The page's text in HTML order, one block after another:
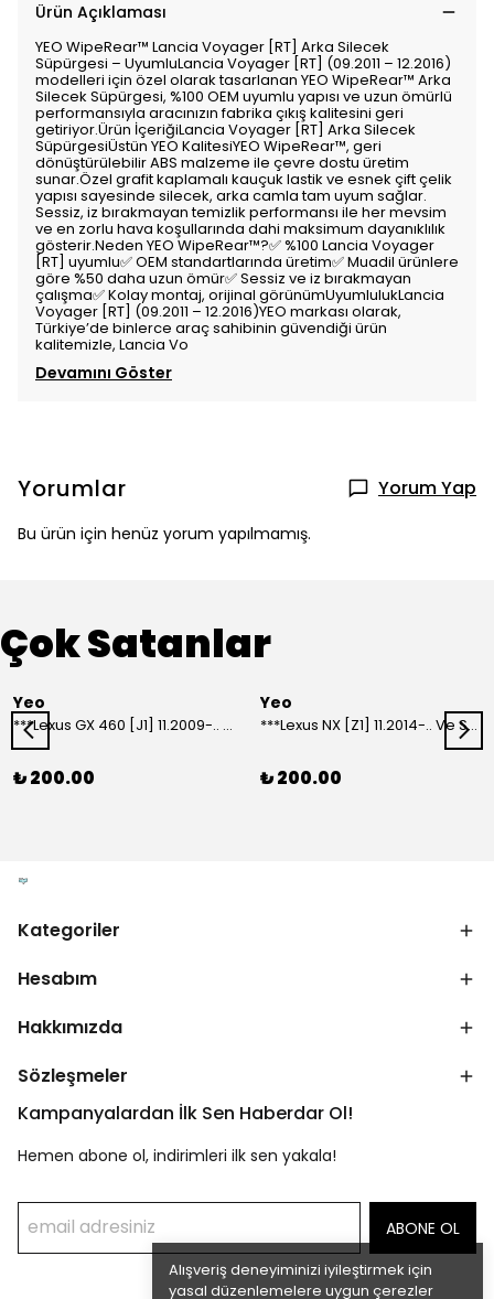
Alışveriş deneyiminizi iyileştirmek için
yasal düzenlemelere uygun çerezler
Ürün Açıklaması
YEO WipeRear™️ Lancia Voyager [RT] Arka Silecek
Süpürgesi – UyumluLancia Voyager [RT] (09.2011 – 12.2016)
modelleri için özel olarak tasarlanan YEO WipeRear™️ Arka
Silecek Süpürgesi, %100 OEM uyumlu yapısı ve uzun ömürlü
performansıyla aracınızın fabrika çıkış kalitesini geri
getiriyor.Ürün İçeriğiLancia Voyager [RT] Arka Silecek
SüpürgesiÜstün YEO KalitesiYEO WipeRear™️, geri
dönüştürülebilir ABS malzeme ile çevre dostu üretim
sunar.Özel grafit kaplamalı kauçuk lastik ve esnek çift çelik
yapısı sayesinde silecek, arka camla tam uyum sağlar.
Sessiz, iz bırakmayan temizlik performansı ile her mevsim
ve en zorlu hava koşullarında dahi maksimum dayanıklılık
gösterir.Neden YEO WipeRear™️?✅ %100 Lancia Voyager
[RT] uyumlu✅ OEM standartlarında üretim✅ Muadil ürünlere
göre %50 daha uzun ömür✅ Sessiz ve iz bırakmayan
çalışma✅ Kolay montaj, orijinal görünümUyumlulukLancia
Voyager [RT] (09.2011 – 12.2016)YEO markası olarak,
Türkiye’de binlerce araç sahibinin güvendiği ürün
kalitemizle, Lancia Vo
Devamını Göster
Yorumlar Yorum Yap
Bu ürün için henüz yorum yapılmamış.
Çok Satanlar
Yeo
***Lexus GX 460 [J1] 11.2009-.. Ve Sonrası Model Yılları İçin Uyumlu Yeo Arka Silecek
₺ 200.00
Yeo
***Lexus NX [Z1] 11.2014-.. Ve Sonrası Model Yılları İçin Uyumlu Yeo Arka Silecek
₺ 200.00
Kategoriler
Hesabım
Hakkımızda
Sözleşmeler
Kampanyalardan İlk Sen Haberdar Ol!
Hemen abone ol, indirimleri ilk sen yakala!
ABONE OL